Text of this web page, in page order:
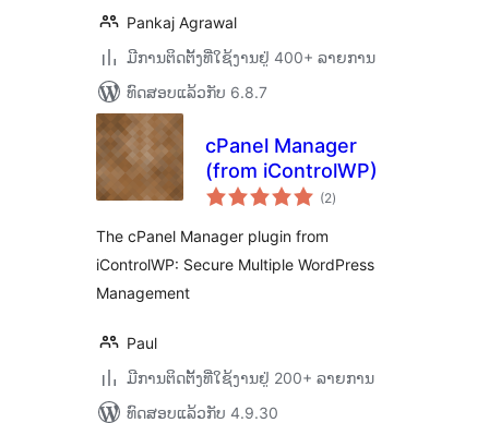
Pankaj Agrawal
ມີການຕິດຕັ້ງທີ່ໃຊ້ງານຢູ່ 400+ ລາຍການ
ທົດສອບແລ້ວກັບ 6.8.7
cPanel Manager
(from iControlWP)
(2ຄະແນນ
ທັງໝົດ
)
The cPanel Manager plugin from
iControlWP: Secure Multiple WordPress
Management
Paul
ມີການຕິດຕັ້ງທີ່ໃຊ້ງານຢູ່ 200+ ລາຍການ
ທົດສອບແລ້ວກັບ 4.9.30